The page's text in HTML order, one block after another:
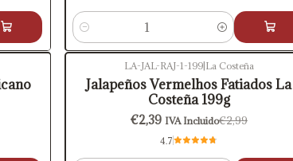
Cantidad
LA-JAL-RAJ-1-199| La Costeña
Jalapeños Vermelhos Fatiados La
Costeña 199g
€2,39 IVA Incluido€2,99
4.7